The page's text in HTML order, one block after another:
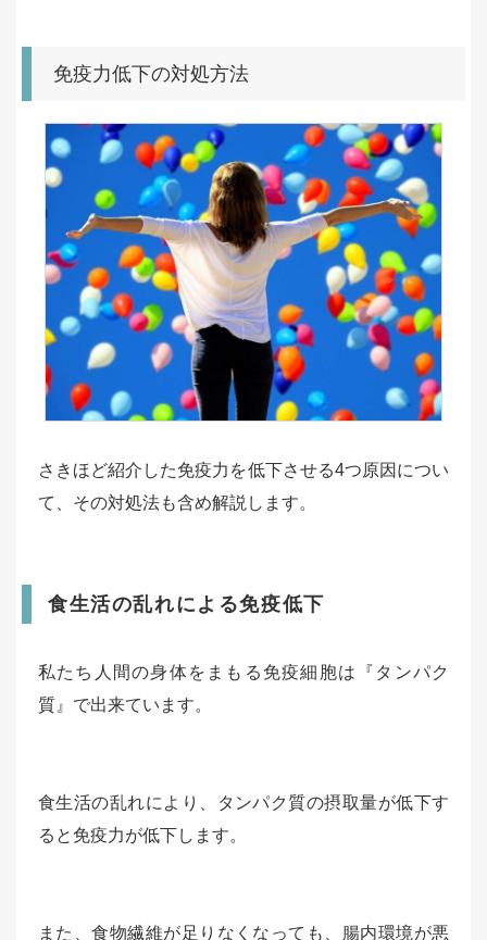
免疫力低下の対処方法
さきほど紹介した免疫力を低下させる4つ原因につい
て、その対処法も含め解説します。
食生活の乱れによる免疫低下
私たち人間の身体をまもる免疫細胞は『タンパク
質』で出来ています。
食生活の乱れにより、タンパク質の摂取量が低下す
ると免疫力が低下します。
また、食物繊維が足りなくなっても、腸内環境が悪